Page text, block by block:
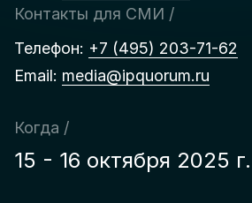
Контакты для СМИ /
Телефон: +7 (495) 203-71-62
Email: media@ipquorum.ru
Когда /
15 - 16 октября 2025 г.